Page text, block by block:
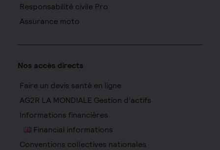
Responsabilité civile Pro
Assurance moto
Nos accès directs
Faire un devis santé en ligne
AG2R LA MONDIALE Gestion d’actifs
Informations financières
Financial informations
Conventions collectives nationales